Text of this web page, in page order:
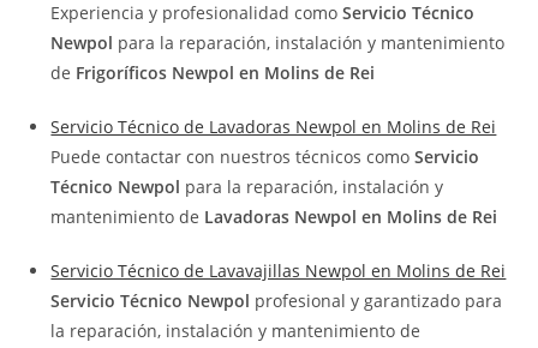
Experiencia y profesionalidad comoServicio Técnico
Newpol para la reparación, instalación y mantenimiento
de Frigoríficos Newpol en Molins de Rei
Servicio Técnico de Lavadoras Newpol en Molins de Rei
Puede contactar con nuestros técnicos comoServicio
Técnico Newpol para la reparación, instalación y
mantenimiento de Lavadoras Newpol en Molins de Rei
Servicio Técnico de Lavavajillas Newpol en Molins de Rei
Servicio Técnico Newpol profesional y garantizado para
la reparación, instalación y mantenimiento de